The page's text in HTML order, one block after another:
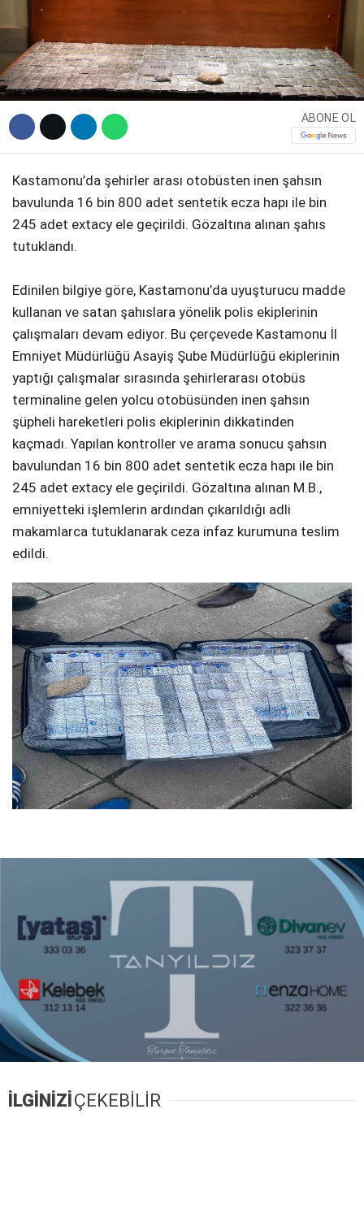
Instagram
Youtube
ABONE OL
Kastamonu’da şehirler arası otobüsten inen şahsın
bavulunda 16 bin 800 adet sentetik ecza hapı ile bin
245 adet extacy ele geçirildi. Gözaltına alınan şahıs
tutuklandı.
Edinilen bilgiye göre, Kastamonu’da uyuşturucu madde
kullanan ve satan şahıslara yönelik polis ekiplerinin
çalışmaları devam ediyor. Bu çerçevede Kastamonu İl
Emniyet Müdürlüğü Asayiş Şube Müdürlüğü ekiplerinin
yaptığı çalışmalar sırasında şehirlerarası otobüs
terminaline gelen yolcu otobüsünden inen şahsın
şüpheli hareketleri polis ekiplerinin dikkatinden
kaçmadı. Yapılan kontroller ve arama sonucu şahsın
bavulundan 16 bin 800 adet sentetik ecza hapı ile bin
245 adet extacy ele geçirildi. Gözaltına alınan M.B.,
emniyetteki işlemlerin ardından çıkarıldığı adli
makamlarca tutuklanarak ceza infaz kurumuna teslim
edildi.
İLGİNİZİÇEKEBİLİR